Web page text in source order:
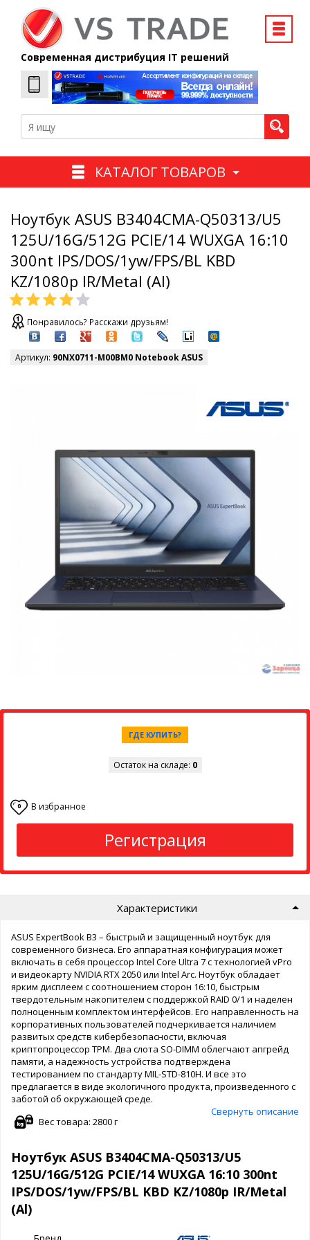
Современная дистрибуция IT решений
КАТАЛОГ ТОВАРОВ
Ноутбук ASUS B3404CMA-Q50313/U5
125U/16G/512G PCIE/14 WUXGA 16:10
300nt IPS/DOS/1yw/FPS/BL KBD
KZ/1080p IR/Metal (Al)
Понравилось? Расскажи друзьям!
Артикул: 90NX0711-M00BM0 Notebook ASUS
ГДЕ КУПИТЬ?
Остаток на складе: 0
0 В избранное
Регистрация
Характеристики
ASUS ExpertBook B3 – быстрый и защищенный ноутбук для
современного бизнеса. Его аппаратная конфигурация может
включать в себя процессор Intel Core Ultra 7 с технологией vPro
и видеокарту NVIDIA RTX 2050 или Intel Arc. Ноутбук обладает
ярким дисплеем с соотношением сторон 16:10, быстрым
твердотельным накопителем c поддержкой RAID 0/1 и наделен
полноценным комплектом интерфейсов. Его направленность на
корпоративных пользователей подчеркивается наличием
развитых средств кибербезопасности, включая
криптопроцессор TPM. Два слота SO-DIMM облегчают апгрейд
памяти, а надежность устройства подтверждена
тестированием по стандарту MIL-STD-810H. И все это
предлагается в виде экологичного продукта, произведенного с
заботой об окружающей среде.
Свернуть описание
Вес товара: 2800 г
Ноутбук ASUS B3404CMA-Q50313/U5
125U/16G/512G PCIE/14 WUXGA 16:10 300nt
IPS/DOS/1yw/FPS/BL KBD KZ/1080p IR/Metal
(Al)